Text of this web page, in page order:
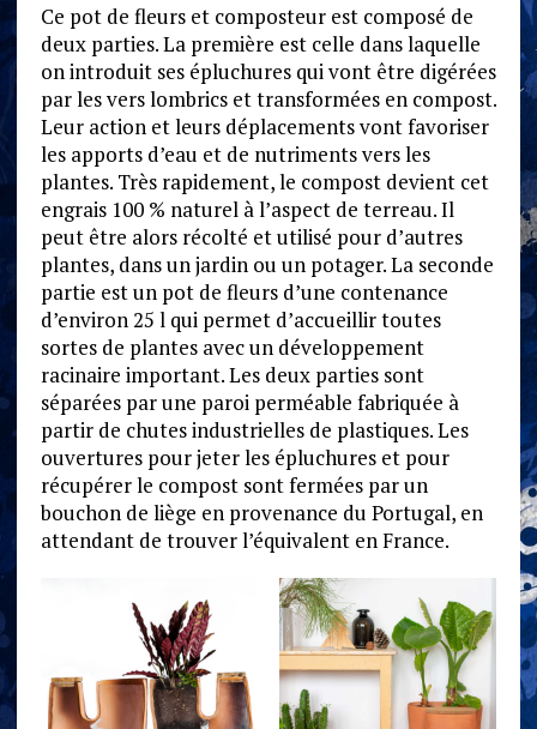
Ce pot de fleurs et composteur est composé de
deux parties. La première est celle dans laquelle
on introduit ses épluchures qui vont être digérées
par les vers lombrics et transformées en compost.
Leur action et leurs déplacements vont favoriser
les apports d’eau et de nutriments vers les
plantes. Très rapidement, le compost devient cet
engrais 100 % naturel à l’aspect de terreau. Il
peut être alors récolté et utilisé pour d’autres
plantes, dans un jardin ou un potager. La seconde
partie est un pot de fleurs d’une contenance
d’environ 25 l qui permet d’accueillir toutes
sortes de plantes avec un développement
racinaire important. Les deux parties sont
séparées par une paroi perméable fabriquée à
partir de chutes industrielles de plastiques. Les
ouvertures pour jeter les épluchures et pour
récupérer le compost sont fermées par un
bouchon de liège en provenance du Portugal, en
attendant de trouver l’équivalent en France.